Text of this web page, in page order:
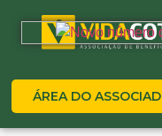
ÁREA DO